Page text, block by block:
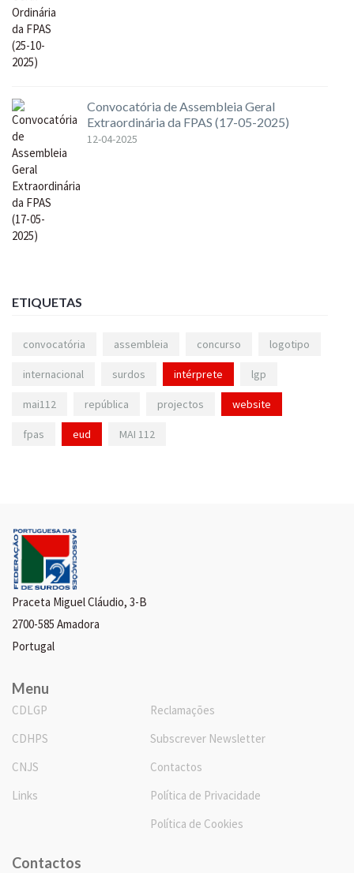
Convocatória de Assembleia Geral
Extraordinária da FPAS (17-05-2025)
12-04-2025
ETIQUETAS
convocatória assembleia concurso logotipo
internacional surdos intérprete lgp
mai112 república projectos website
fpas eud MAI 112
Praceta Miguel Cláudio, 3-B
2700-585 Amadora
Portugal
Menu
CDLGP
CDHPS
CNJS
Links
Reclamações
Subscrever Newsletter
Contactos
Política de Privacidade
Política de Cookies
Contactos